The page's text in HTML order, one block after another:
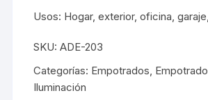
Usos: Hogar, exterior, oficina,
SKU:ADE-203
Categorías: Empotrados
Iluminación